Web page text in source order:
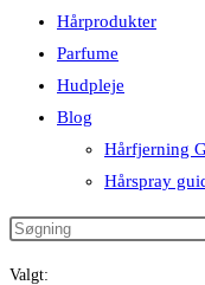
Hårprodukter
Parfume
Hudpleje
Blog
Hårfjerning
Hårspray
Valgt: